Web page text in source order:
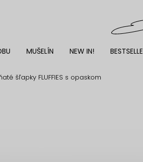
MUŠELÍN NEW IN!
šľapky FLUFFIES s opaskom